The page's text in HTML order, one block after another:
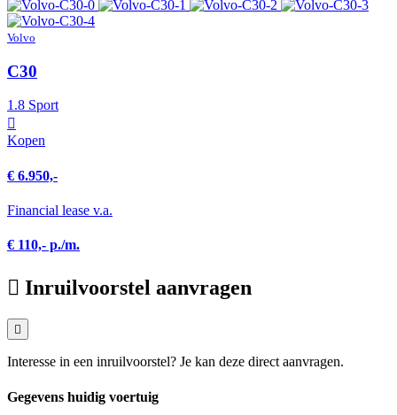
Volvo
C30
1.8 Sport
Kopen
€ 6.950,-
Financial lease v.a.
€ 110,- p./m.
Inruilvoorstel aanvragen
Interesse in een inruilvoorstel? Je kan deze direct aanvragen.
Gegevens huidig voertuig